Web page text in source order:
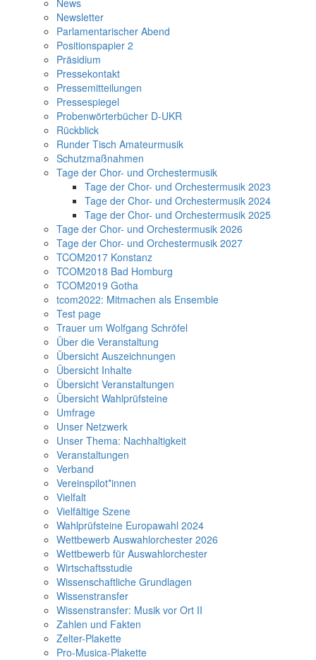
News
Newsletter
Parlamentarischer Abend
Positionspapier 2
Präsidium
Pressekontakt
Pressemitteilungen
Pressespiegel
Probenwörterbücher D-UKR
Rückblick
Runder Tisch Amateurmusik
Schutzmaßnahmen
Tage der Chor- und Orchestermusik
Tage der Chor- und Orchestermusik 2023
Tage der Chor- und Orchestermusik 2024
Tage der Chor- und Orchestermusik 2025
Tage der Chor- und Orchestermusik 2026
Tage der Chor- und Orchestermusik 2027
TCOM2017 Konstanz
TCOM2018 Bad Homburg
TCOM2019 Gotha
tcom2022: Mitmachen als Ensemble
Test page
Trauer um Wolfgang Schröfel
Über die Veranstaltung
Übersicht Auszeichnungen
Übersicht Inhalte
Übersicht Veranstaltungen
Übersicht Wahlprüfsteine
Umfrage
Unser Netzwerk
Unser Thema: Nachhaltigkeit
Veranstaltungen
Verband
Vereinspilot*innen
Vielfalt
Vielfältige Szene
Wahlprüfsteine Europawahl 2024
Wettbewerb Auswahlorchester 2026
Wettbewerb für Auswahlorchester
Wirtschaftsstudie
Wissenschaftliche Grundlagen
Wissenstransfer
Wissenstransfer: Musik vor Ort II
Zahlen und Fakten
Zelter-Plakette
Pro-Musica-Plakette